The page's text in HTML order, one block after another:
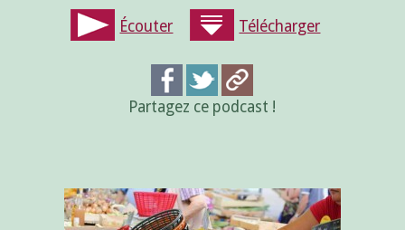
Écouter Télécharger
Partagez ce podcast !